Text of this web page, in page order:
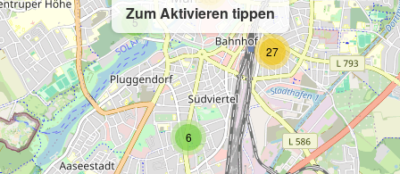
Zum Aktivieren tippen
6
27
5